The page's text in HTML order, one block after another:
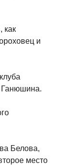
как
и
Ганюшина.
Белова,
место